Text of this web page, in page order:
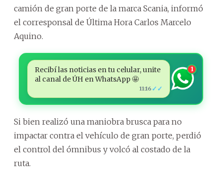
camión de gran porte de la marca Scania, informó
el corresponsal de Última Hora Carlos Marcelo
Aquino.
Recibí las noticias en tu celular, unite
al canal de ÚH en WhatsApp 🤩
11:16 ✓✓
1
Si bien realizó una maniobra brusca para no
impactar contra el vehículo de gran porte, perdió
el control del ómnibus y volcó al costado de la
ruta.